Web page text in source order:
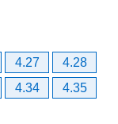
4.27
4.28
4.34
4.35